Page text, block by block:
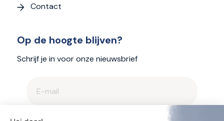
Contact
Op de hoogte blijven?
Schrijf je in voor onze nieuwsbrief